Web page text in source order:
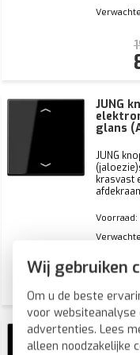
Wij gebruiken
Om u de beste
voor websiteanalyse
advertenties. Lees
alleen noodzakelijke
JUNG
glans
JUNG
krasvast
Voorraad:
JUNG
zwart